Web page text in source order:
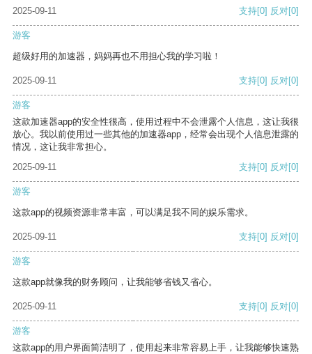
2025-09-11 支持[0] 反对[0]
游客
超级好用的加速器，妈妈再也不用担心我的学习啦！
2025-09-11 支持[0] 反对[0]
游客
这款加速器app的安全性很高，使用过程中不会泄露个人信息，这让我很
放心。我以前使用过一些其他的加速器app，经常会出现个人信息泄露的
情况，这让我非常担心。
2025-09-11
支持[0] 反对[0]
游客
这款app的视频资源非常丰富，可以满足我不同的娱乐需求。
2025-09-11 支持[0] 反对[0]
游客
这款app就像我的财务顾问，让我能够省钱又省心。
2025-09-11 支持[0] 反对[0]
游客
这款app的用户界面简洁明了，使用起来非常容易上手，让我能够快速熟